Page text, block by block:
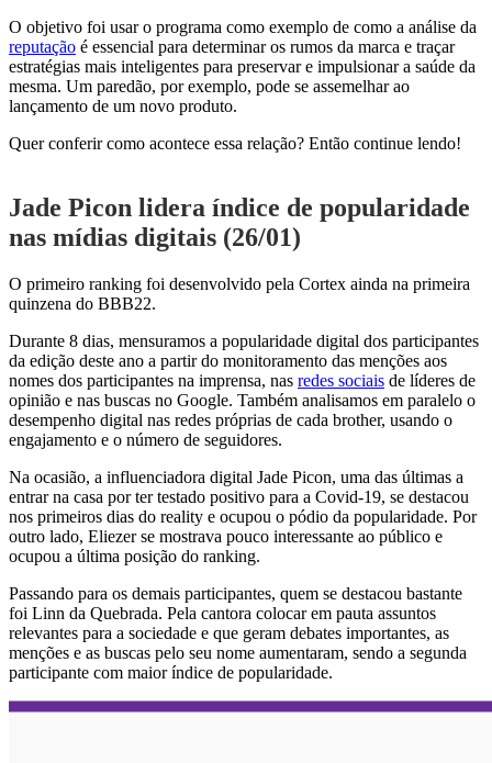
O objetivo foi usar o programa como exemplo de como a análise da
reputação é essencial para determinar os rumos da marca e traçar
estratégias mais inteligentes para preservar e impulsionar a saúde da
mesma. Um paredão, por exemplo, pode se assemelhar ao
lançamento de um novo produto.
Quer conferir como acontece essa relação? Então continue lendo!
Jade Picon lidera índice de popularidade
nas mídias digitais (26/01)
O primeiro ranking foi desenvolvido pela Cortex ainda na primeira
quinzena do BBB22.
Durante 8 dias, mensuramos a popularidade digital dos participantes
da edição deste ano a partir do monitoramento das menções aos
nomes dos participantes na imprensa, nas redes sociais de líderes de
opinião e nas buscas no Google. Também analisamos em paralelo o
desempenho digital nas redes próprias de cada brother, usando o
engajamento e o número de seguidores.
Na ocasião, a influenciadora digital Jade Picon, uma das últimas a
entrar na casa por ter testado positivo para a Covid-19, se destacou
nos primeiros dias do reality e ocupou o pódio da popularidade. Por
outro lado, Eliezer se mostrava pouco interessante ao público e
ocupou a última posição do ranking.
Passando para os demais participantes, quem se destacou bastante
foi Linn da Quebrada. Pela cantora colocar em pauta assuntos
relevantes para a sociedade e que geram debates importantes, as
menções e as buscas pelo seu nome aumentaram, sendo a segunda
participante com maior índice de popularidade.